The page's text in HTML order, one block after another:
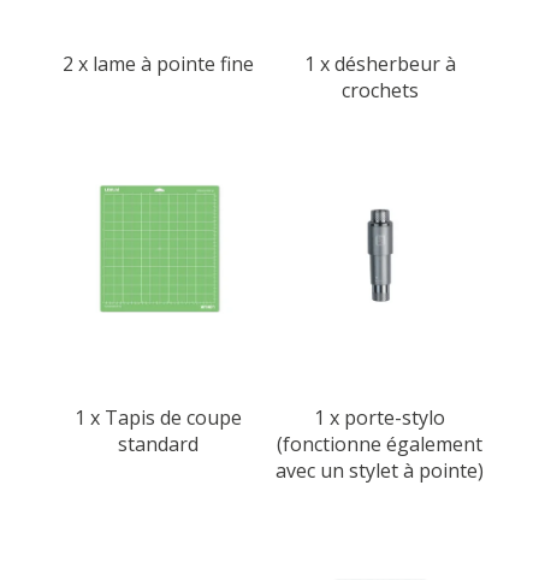
2 x lame à pointe fine
1 x désherbeur à
crochets
1 x Tapis de coupe
standard
1 x porte-stylo
(fonctionne également
avec un stylet à pointe)